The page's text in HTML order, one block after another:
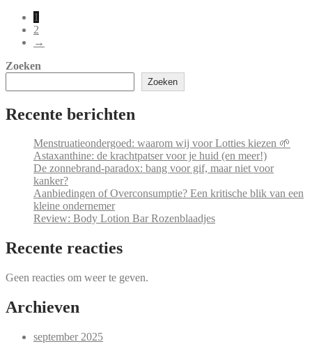
1
2
→
Zoeken
Zoeken
Recente berichten
Menstruatieondergoed: waarom wij voor Lotties kiezen 🌱
Astaxanthine: de krachtpatser voor je huid (en meer!)
De zonnebrand-paradox: bang voor gif, maar niet voor
kanker?
Aanbiedingen of Overconsumptie? Een kritische blik van een
kleine ondernemer
Review: Body Lotion Bar Rozenblaadjes
Recente reacties
Geen reacties om weer te geven.
Archieven
september 2025